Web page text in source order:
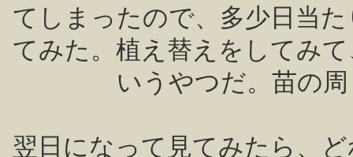
てしまったので、多少日当
てみた。植え替えをしてみ
いうやつだ。苗の
翌日になって見てみたら、